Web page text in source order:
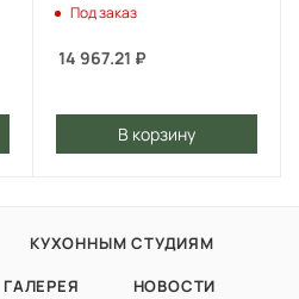
Под заказ
14 967.21 ₽
В корзину
КУХОННЫМ СТУДИЯМ
ГАЛЕРЕЯ
НОВОСТИ